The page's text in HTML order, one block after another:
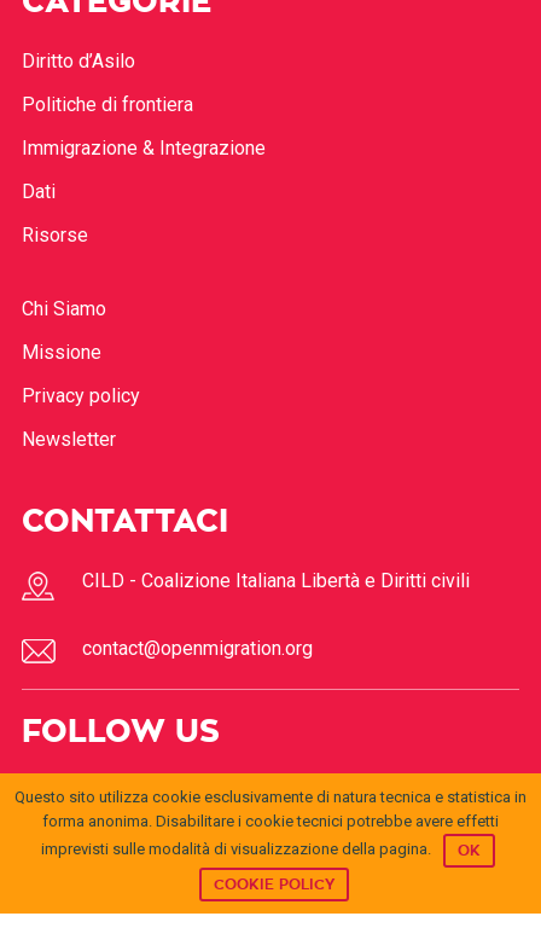
Diritto d’Asilo
Politiche di frontiera
Immigrazione & Integrazione
Dati
Risorse
Chi Siamo
Missione
Privacy policy
Newsletter
CONTATTACI
CILD - Coalizione Italiana Libertà e Diritti civili
contact@openmigration.org
FOLLOW US
Questo sito utilizza cookie esclusivamente di natura tecnica e statistica in
forma anonima. Disabilitare i cookie tecnici potrebbe avere effetti
imprevisti sulle modalità di visualizzazione della pagina.
OK
COOKIE POLICY